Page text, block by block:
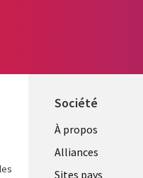
Société
À propos
Alliances
Sites pays